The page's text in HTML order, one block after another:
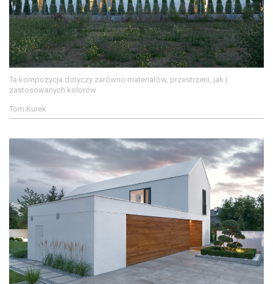
Ta kompozycja dotyczy zarówno materiałów, przestrzeni, jak i
zastosowanych kolorów
Tom Kurek